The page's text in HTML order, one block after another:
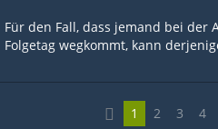
Für den Fall, dass jemand bei der
Folgetag wegkommt, kann
1 2 3 4